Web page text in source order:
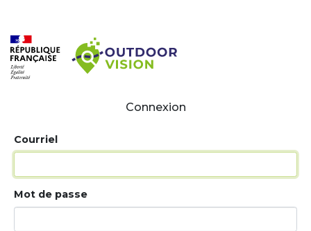
Connexion
Courriel
Mot de passe